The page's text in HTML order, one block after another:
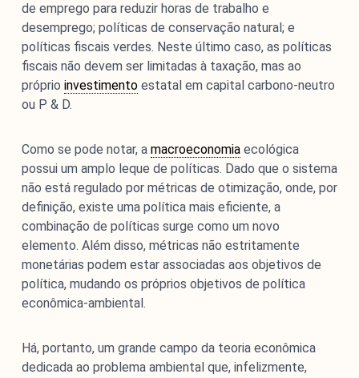
de emprego para reduzir horas de trabalho e
desemprego; políticas de conservação natural; e
políticas fiscais verdes. Neste último caso, as políticas
fiscais não devem ser limitadas à taxação, mas ao
próprio investimentoestatal em capital carbono-neutro
ou P & D.
Como se pode notar, a macroeconomiaecológica
possui um amplo leque de políticas. Dado que o sistema
não está regulado por métricas de otimização, onde, por
definição, existe uma política mais eficiente, a
combinação de políticas surge como um novo
elemento. Além disso, métricas não estritamente
monetárias podem estar associadas aos objetivos de
política, mudando os próprios objetivos de política
econômica-ambiental.
Há, portanto, um grande campo da teoria econômica
dedicada ao problema ambiental que, infelizmente,